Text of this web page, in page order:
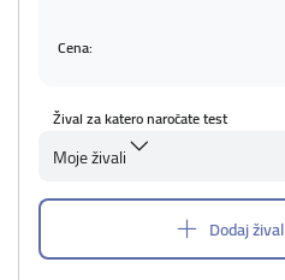
Cena:
Žival za katero naročate test
Moje živali
Dodaj žival